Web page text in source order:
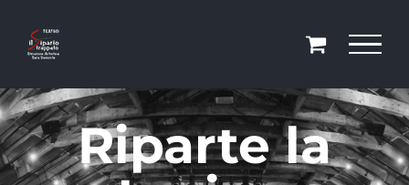
Riparte la